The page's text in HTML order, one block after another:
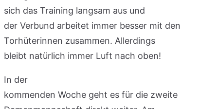
sich das Training langsam aus und
der Verbund arbeitet immer besser mit den
Torhüterinnen zusammen. Allerdings
bleibt natürlich immer Luft nach oben!
In der
kommenden Woche geht es für die zweite